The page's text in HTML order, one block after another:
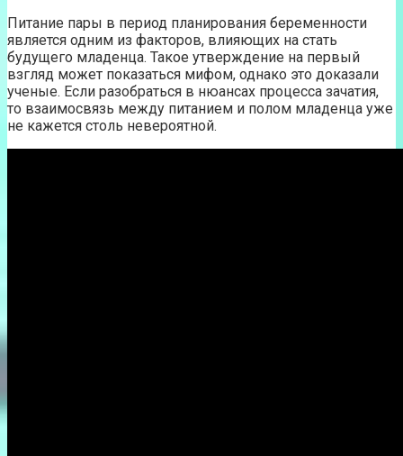
Питание пары в период планирования беременности
является одним из факторов, влияющих на стать
будущего младенца. Такое утверждение на первый
взгляд может показаться мифом, однако это доказали
ученые. Если разобраться в нюансах процесса зачатия,
то взаимосвязь между питанием и полом младенца уже
не кажется столь невероятной.